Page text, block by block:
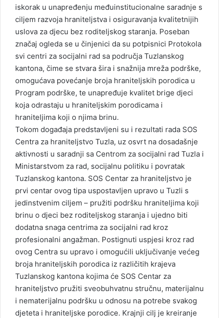
iskorak u unapređenju međuinstitucionalne saradnje s
ciljem razvoja hraniteljstva i osiguravanja kvalitetnijih
uslova za djecu bez roditeljskog staranja. Poseban
značaj ogleda se u činjenici da su potpisnici Protokola
svi centri za socijalni rad sa područja Tuzlanskog
kantona, čime se stvara šira i snažnija mreža podrške,
omogućava povećanje broja hraniteljskih porodica u
Program podrške, te unapređuje kvalitet brige djeci
koja odrastaju u hraniteljskim porodicama i
hraniteljima koji o njima brinu.
Tokom događaja predstavljeni su i rezultati rada SOS
Centra za hraniteljstvo Tuzla, uz osvrt na dosadašnje
aktivnosti u saradnji sa Centrom za socijalni rad Tuzla i
Ministarstvom za rad, socijalnu politiku i povratak
Tuzlanskog kantona. SOS Centar za hraniteljstvo je
prvi centar ovog tipa uspostavljen upravo u Tuzli s
jedinstvenim ciljem – pružiti podršku hraniteljima koji
brinu o djeci bez roditeljskog staranja i ujedno biti
dodatna snaga centrima za socijalni rad kroz
profesionalni angažman. Postignuti uspjesi kroz rad
ovog Centra su upravo i omogućili uključivanje većeg
broja hraniteljskih porodica iz različitih krajeva
Tuzlanskog kantona kojima će SOS Centar za
hraniteljstvo pružiti sveobuhvatnu stručnu, materijalnu
i nematerijalnu podršku u odnosu na potrebe svakog
djeteta i hraniteljske porodice. Krajnji cilj je kreiranje